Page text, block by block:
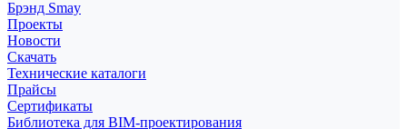
Брэнд Smay
Проекты
Новости
Скачать
Технические каталоги
Прайсы
Сертификаты
Библиотека для BIM-проектирования